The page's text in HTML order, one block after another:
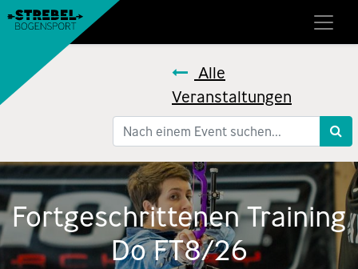
Alle
Veranstaltungen
Fortgeschrittenen Training
Do FT8/26